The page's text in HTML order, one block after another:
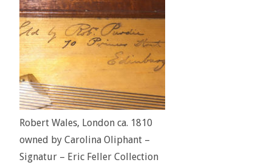
Robert Wales, London ca. 1810
owned by Carolina Oliphant –
Signatur – Eric Feller Collection